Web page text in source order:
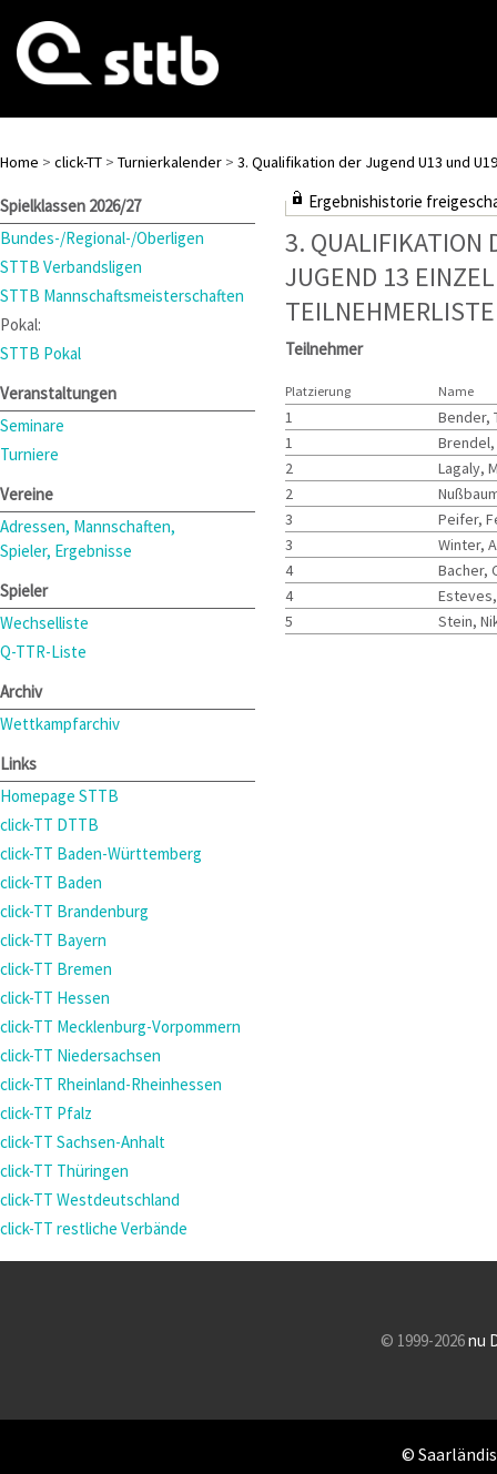
Home > click-TT > Turnierkalender > 3. Qualifikation der Jugend U13 und
Spielklassen 2026/27
Bundes-/Regional-/Oberligen
STTB Verbandsligen
STTB Mannschaftsmeisterschaften
Pokal:
STTB Pokal
Veranstaltungen
Seminare
Turniere
Vereine
Adressen, Mannschaften,
Spieler, Ergebnisse
Spieler
Wechselliste
Q-TTR-Liste
Archiv
Wettkampfarchiv
Links
Homepage STTB
click-TT DTTB
click-TT Baden-Württemberg
click-TT Baden
click-TT Brandenburg
click-TT Bayern
click-TT Bremen
click-TT Hessen
click-TT Mecklenburg-Vorpommern
click-TT Niedersachsen
click-TT Rheinland-Rheinhessen
click-TT Pfalz
click-TT Sachsen-Anhalt
click-TT Thüringen
click-TT Westdeutschland
click-TT restliche Verbände
Ergebnishistorie
3. QUALIFIKATION
JUGEND 13 EINZEL
TEILNEHMERLISTE
Teilnehmer
Platzierung Name
1
Bender,
1
2
Lagaly,
2
3
Peifer,
3
Winter,
4
Bacher,
4
5
Stein,
© 1999-2026nu